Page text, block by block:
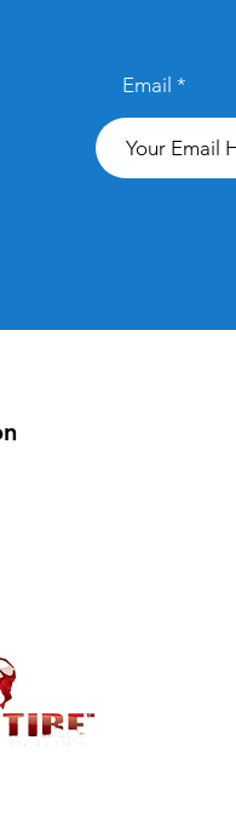
Email